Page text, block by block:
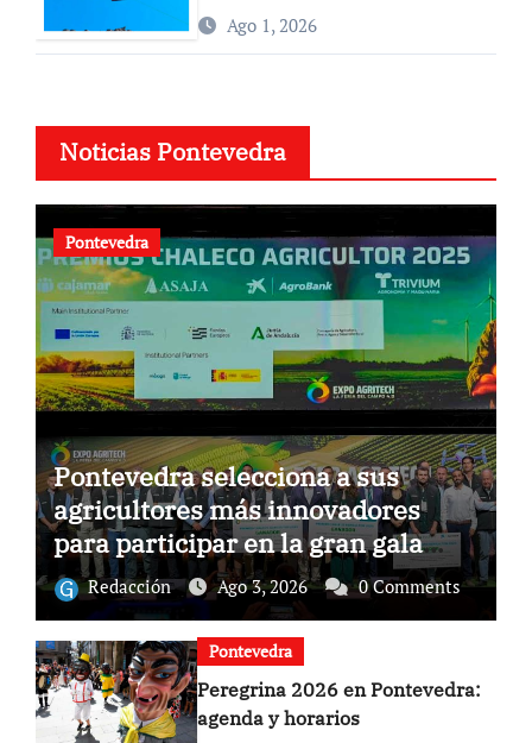
difícil acceso del Monte Pindo
Ago 1, 2026
Noticias Pontevedra
Pontevedra
Pontevedra selecciona a sus
agricultores más innovadores
para participar en la gran gala
nacional del campo
Redacción Ago 3, 2026 0 Comments
Pontevedra
Peregrina 2026 en Pontevedra:
agenda y horarios